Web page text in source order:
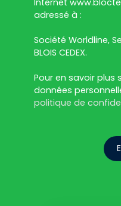
adressé à :
Société Worldline,
BLOIS CEDEX.
Pour en savoir plus
données
politique de